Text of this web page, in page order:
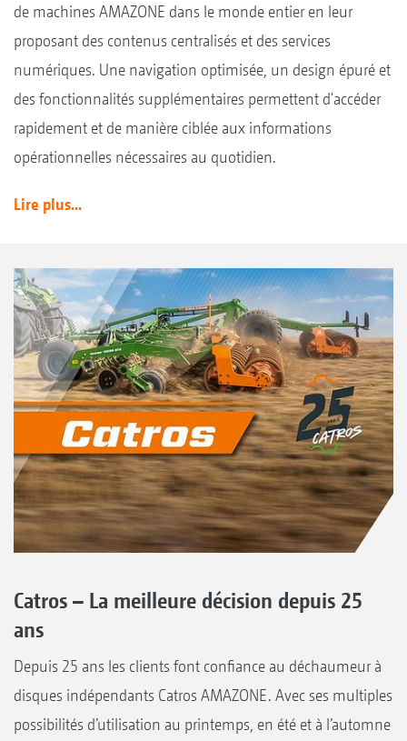
de machines AMAZONE dans le monde entier en leur
proposant des contenus centralisés et des services
numériques. Une navigation optimisée, un design épuré et
des fonctionnalités supplémentaires permettent d'accéder
rapidement et de manière ciblée aux informations
opérationnelles nécessaires au quotidien.
Lire plus...
Catros – La meilleure décision depuis 25
ans
Depuis 25 ans les clients font confiance au déchaumeur à
disques indépendants Catros AMAZONE. Avec ses multiples
possibilités d’utilisation au printemps, en été et à l’automne